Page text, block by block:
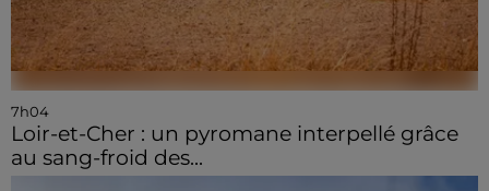
7h04
Loir-et-Cher : un pyromane interpellé grâce
au sang-froid des...